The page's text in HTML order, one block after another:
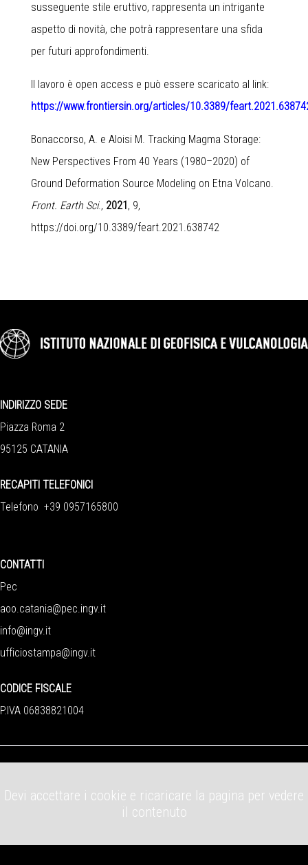
susseguente stile eruttivo, rappresenta un intrigante
aspetto di novità, che potrà rappresentare una sfida
per futuri approfondimenti.
Il lavoro è open access e può essere scaricato al link:
https://www.frontiersin.org/articles/10.3389/
Bonaccorso, A. e Aloisi M. Tracking Magma Storage:
New Perspectives From 40 Years (1980–2020) of
Ground Deformation Source Modeling on Etna Volcano.
Front. Earth Sci., 2021, 9,
https://doi.org/10.3389/feart.2021.638742
INDIRIZZO SEDE
Piazza Roma 2
95125 CATANIA
RECAPITI TELEFONICI
Telefono +39 0957165800
CONTATTI
Pec
aoo.catania@pec.ingv.it
info@ingv.it
ufficiostampa@ingv.it
CODICE FISCALE
P.IVA 06838821004
Devi accettare i cookie e ricaricare la pagina per vedere
il contenuto